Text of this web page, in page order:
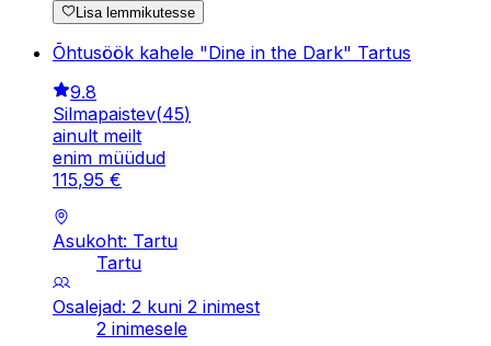
Lisa lemmikutesse
Õhtusöök kahele "Dine in the Dark" Tartus
9.8
Silmapaistev(45)
ainult meilt
enim müüdud
115,95 €
Asukoht: Tartu
Tartu
Osalejad: 2 kuni 2 inimest
2 inimesele